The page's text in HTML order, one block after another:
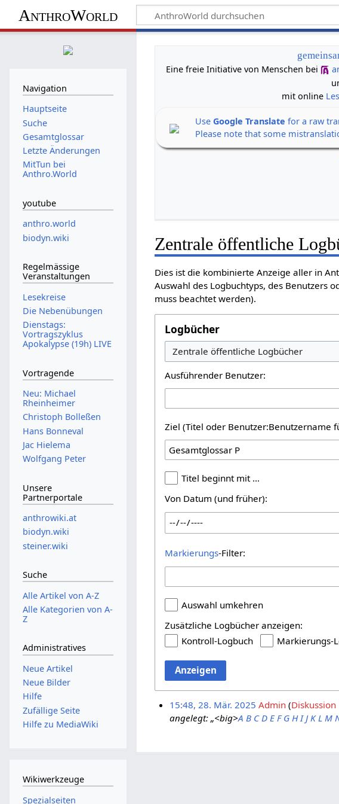
AnthroWorld
Eine freie Initiative von Menschen bei
mit online
UseGoogle Translate for a raw
Please note that some
Zentrale öffentliche
Dies ist die kombinierte Anzeige aller in
Auswahl des Logbuchtyps, des Benutzers
muss beachtet werden).
Logbücher
Ausführender Benutzer:
Ziel (Titel oder Benutzer:Benutzername
Titel beginnt mit …
Von Datum (und früher):
Markierungs-Filter:
Auswahl umkehren
Zusätzliche Logbücher anzeigen:
Kontroll-Logbuch
Markierungs-
Anzeigen
15:48, 28. Mär. 2025 Admin Diskussion
angelegt: „<big>A B C D E F G H I J K L M
Navigation
Hauptseite
Suche
Gesamtglossar
Letzte Änderungen
MitTun bei
Anthro.World
youtube
anthro.world
biodyn.wiki
Regelmässige
Veranstaltungen
Lesekreise
Die Nebenübungen
Dienstags:
Vortragszyklus
Apokalypse (19h) LIVE
Vortragende
Neu: Michael
Rheinheimer
Christoph Bolleßen
Hans Bonneval
Jac Hielema
Wolfgang Peter
Unsere
Partnerportale
anthrowiki.at
biodyn.wiki
steiner.wiki
Suche
Alle Artikel von A-Z
Alle Kategorien von A-
Z
Administratives
Neue Artikel
Neue Bilder
Hilfe
Zufällige Seite
Hilfe zu MediaWiki
Wikiwerkzeuge
Spezialseiten